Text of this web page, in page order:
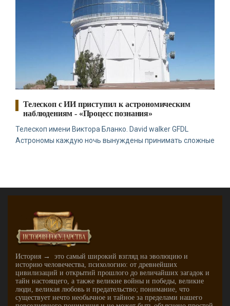
Телескоп с ИИ приступил к астрономическим
наблюдениям - «Процесс познания»
Телескоп имени Виктора Бланко. David walker GFDL
Астрономы каждую ночь вынуждены принимать сложные
История → это самый широкий взгляд на эволюцию и
историю человечества, психологию: от древнейших
цивилизаций и открытий прошлого до величайших загадок и
тайн настоящего, а также великие войны и победы, великие
люди, великая любовь и предательство; понимание, что
существует нечто необычное и тайное за пределами нашего